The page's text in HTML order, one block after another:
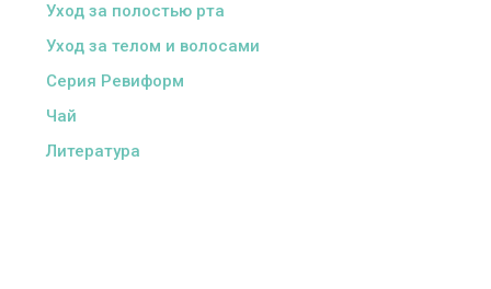
Уход за полостью рта
Уход за телом и волосами
Серия Ревиформ
Чай
Литература